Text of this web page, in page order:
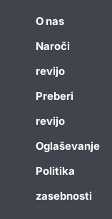
O nas
Naroči
revijo
Preberi
revijo
Oglaševanje
Politika
zasebnosti